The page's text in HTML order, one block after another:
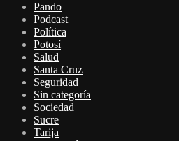
Pando
Podcast
Política
Potosí
Salud
Santa Cruz
Seguridad
Sin categoría
Sociedad
Sucre
Tarija